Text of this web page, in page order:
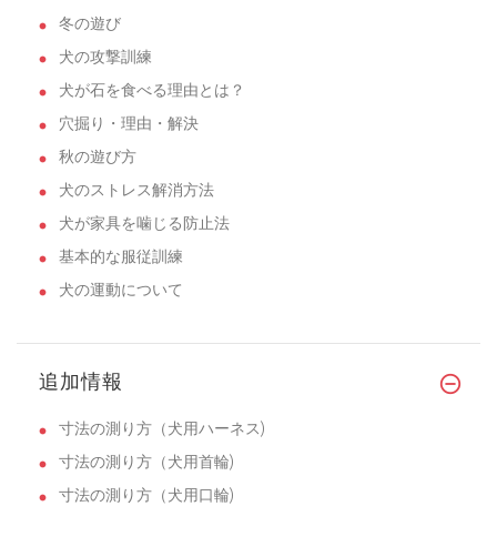
冬の遊び
犬の攻撃訓練
犬が石を食べる理由とは？
穴掘り・理由・解決
秋の遊び方
犬のストレス解消方法
犬が家具を噛じる防止法
基本的な服従訓練
犬の運動について
追加情報
寸法の測り方（犬用ハーネス)
寸法の測り方（犬用首輪)
寸法の測り方（犬用口輪)